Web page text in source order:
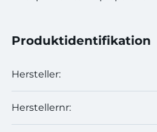
Produktidentifikation
Hersteller:
Herstellernr: